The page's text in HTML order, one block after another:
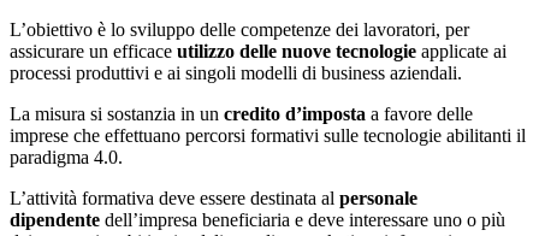
L’obiettivo è lo sviluppo delle competenze dei lavoratori, per
assicurare un efficace utilizzo delle nuove tecnologie applicate ai
processi produttivi e ai singoli modelli di business aziendali.
La misura si sostanzia in un credito d’imposta a favore delle
imprese che effettuano percorsi formativi sulle tecnologie abilitanti il
paradigma 4.0.
L’attività formativa deve essere destinata al personale
dipendente dell’impresa beneficiaria e deve interessare uno o più